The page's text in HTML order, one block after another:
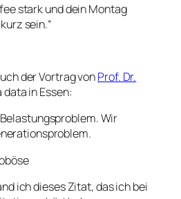
stark und dein Montag
kurz sein.“
der Vortrag vonProf. Dr.
in Essen:
Wir
ich dieses Zitat, das ich bei